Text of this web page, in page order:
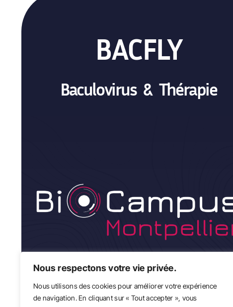
Nous respectons votre vie privée.
Nous utilisons des cookies pour améliorer votre expérience
de navigation. En cliquant sur « Tout accepter », vous
BACFLY
Baculovirus & Thérapie